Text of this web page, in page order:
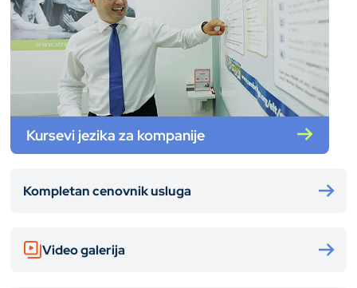
Kursevi jezika za kompanije
Kompletan cenovnik usluga
Video galerija